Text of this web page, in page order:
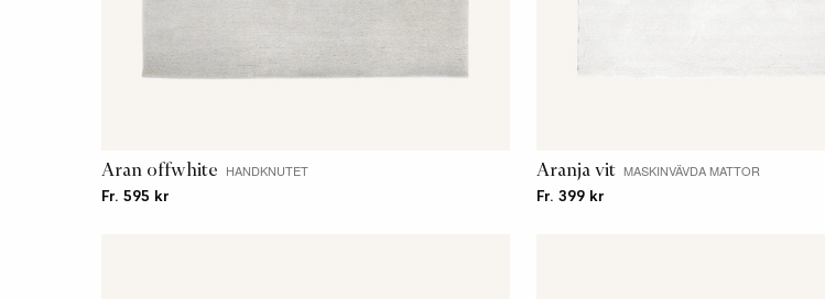
Aran offwhite HANDKNUTET
Fr. 595 kr
Aranja vit MASKINVÄVDA MATTOR
Fr. 399 kr